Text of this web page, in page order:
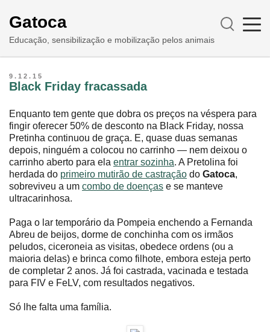
Gatoca
Educação, sensibilização e mobilização pelos animais
9.12.15
Black Friday fracassada
Enquanto tem gente que dobra os preços na véspera para
fingir oferecer 50% de desconto na Black Friday, nossa
Pretinha continuou de graça. E, quase duas semanas
depois, ninguém a colocou no carrinho ― nem deixou o
carrinho aberto para ela entrar sozinha. A Pretolina foi
herdada do primeiro mutirão de castração do Gatoca,
sobreviveu a um combo de doenças e se manteve
ultracarinhosa.
Paga o lar temporário da Pompeia enchendo a Fernanda
Abreu de beijos, dorme de conchinha com os irmãos
peludos, ciceroneia as visitas, obedece ordens (ou a
maioria delas) e brinca como filhote, embora esteja perto
de completar 2 anos. Já foi castrada, vacinada e testada
para FIV e FeLV, com resultados negativos.
Só lhe falta uma família.